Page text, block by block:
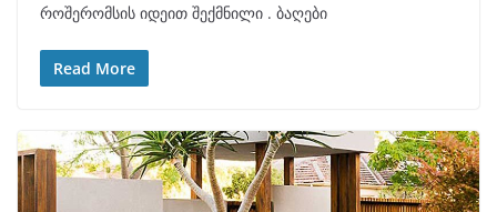
როშერომსის იდეით შექმნილი . ბაღები
Read More